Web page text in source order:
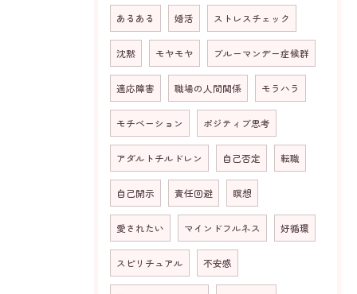
あるある 婚活 ストレスチェック
沈黙 モヤモヤ ブルーマンデー症候群
適応障害 職場の人間関係 モラハラ
モチベーション ポジティブ思考
アダルトチルドレン 自己否定 転職
自己開示 責任回避 瞑想
愛されたい マインドフルネス 好循環
スピリチュアル 不安感